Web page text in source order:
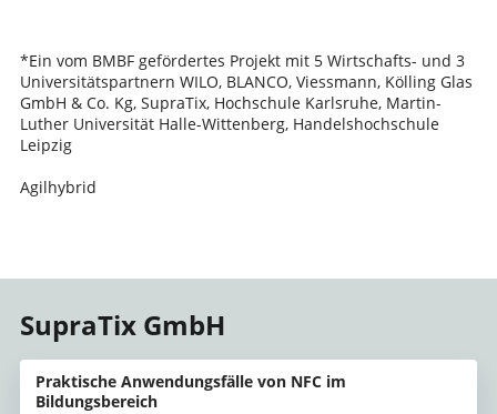
*Ein vom BMBF gefördertes Projekt mit 5 Wirtschafts- und 3
Universitätspartnern WILO, BLANCO, Viessmann, Kölling Glas
GmbH & Co. Kg, SupraTix, Hochschule Karlsruhe, Martin-
Luther Universität Halle-Wittenberg, Handelshochschule
Leipzig
Agilhybrid
SupraTix GmbH
Praktische Anwendungsfälle von NFC im
Bildungsbereich